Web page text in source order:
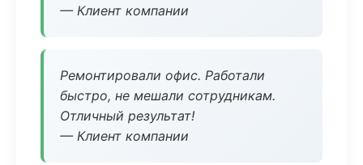
— Клиент компании
Ремонтировали офис. Работали
быстро, не мешали сотрудникам.
Отличный результат!
— Клиент компании